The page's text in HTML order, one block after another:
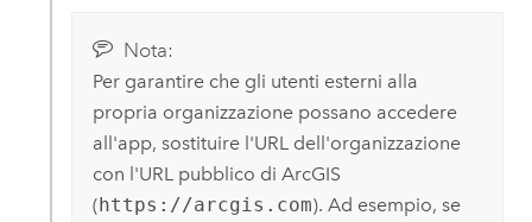
Nota:
Per garantire che gli utenti esterni alla
propria organizzazione possano accedere
all'app, sostituire l'URL dell'organizzazione
con l'URL pubblico di ArcGIS
(https://arcgis.com). Ad esempio, se